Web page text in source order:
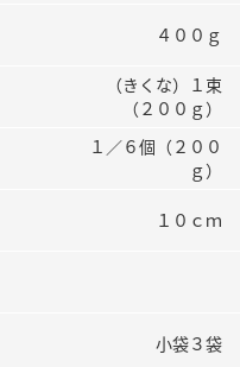
て 製造所固有記号一覧
４００ｇ
（きくな）１束
（２００ｇ）
１／６個（２００
ｇ）
１０ｃｍ
小袋３袋